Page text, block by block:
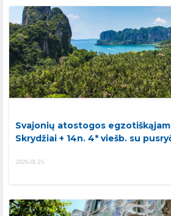
Svajonių atostogos
Skrydžiai + 14n. 4* viešb. su
2026-01-25